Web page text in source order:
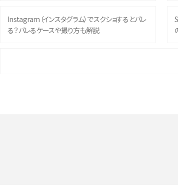
Instagram（インスタグラム）でスクショするとバレ
る？バレるケースや撮り方も解説